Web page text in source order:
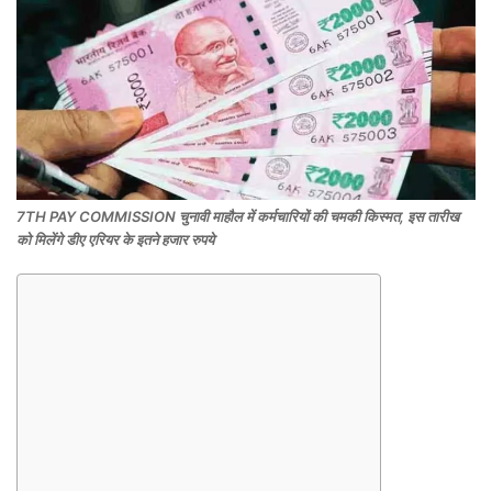
7TH PAY COMMISSION चुनावी माहौल में कर्मचारियों की चमकी किस्मत, इस तारीख
को मिलेंगे डीए एरियर के इतने हजार रुपये